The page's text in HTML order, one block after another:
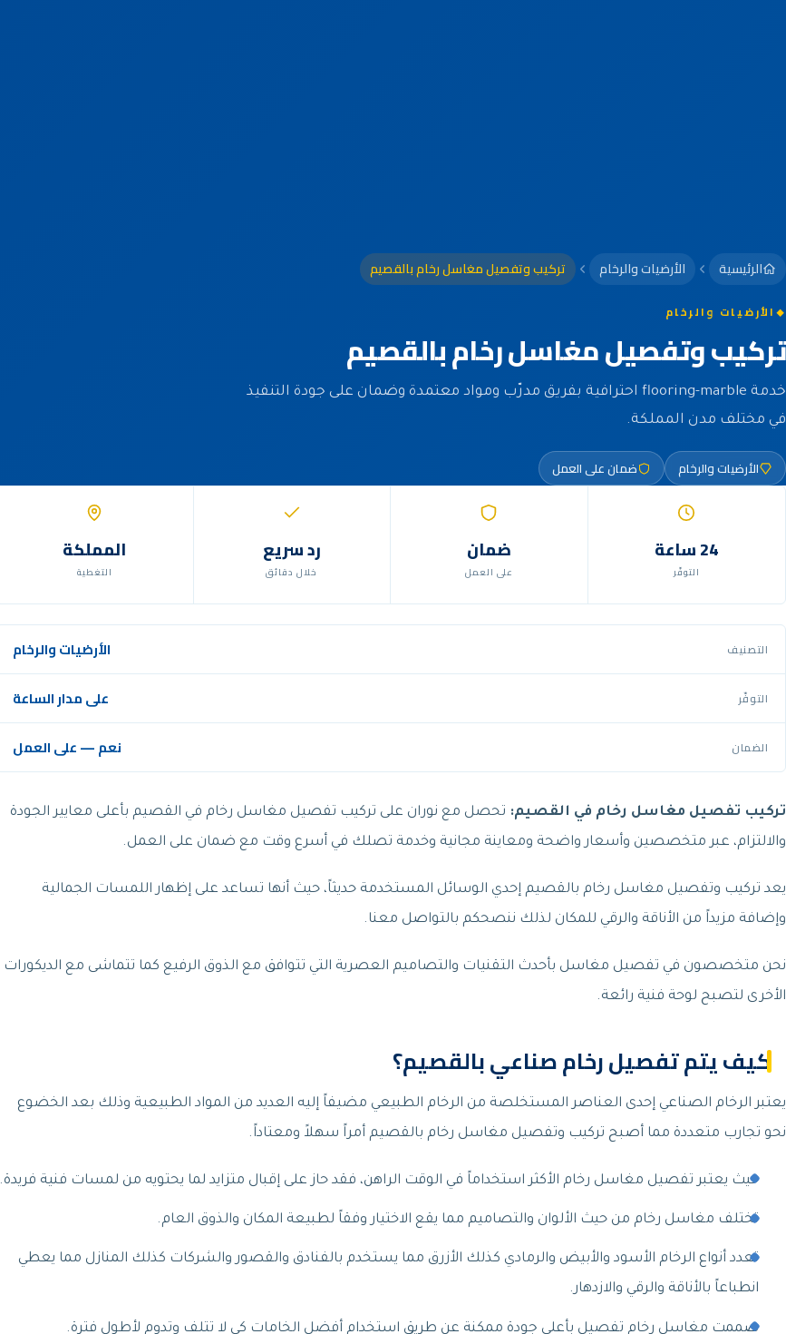
الرئيسية الأرضيات والرخام تركيب وتفصيل مغاسل رخام بالقصيم
الأرضيات والرخام
تركيب وتفصيل مغاسل رخام بالقصيم
خدمة flooring-marble احترافية بفريق مدرّب ومواد معتمدة وضمان على جودة التنفيذ
في مختلف مدن المملكة.
الأرضيات والرخام ضمان على العمل
24 ساعة
التوفّر
ضمان
على العمل
رد سريع
خلال دقائق
المملكة
التغطية
التصنيف الأرضيات والرخام
التوفّر على مدار الساعة
الضمان نعم — على العمل
تركيب تفصيل مغاسل رخام في القصيم: تحصل مع نوران على تركيب تفصيل مغاسل رخام في القصيم بأعلى معايير الجودة
والالتزام، عبر متخصصين وأسعار واضحة ومعاينة مجانية وخدمة تصلك في أسرع وقت مع ضمان على العمل.
يعد تركيب وتفصيل مغاسل رخام بالقصيم إحدي الوسائل المستخدمة حديثاً، حيث أنها تساعد على إظهار اللمسات الجمالية
وإضافة مزيداً من الأناقة والرقي للمكان لذلك ننصحكم بالتواصل معنا.
نحن متخصصون في تفصيل مغاسل بأحدث التقنيات والتصاميم العصرية التي تتوافق مع الذوق الرفيع كما تتماشى مع الديكورات
الأخرى لتصبح لوحة فنية رائعة.
كيف يتم تفصيل رخام صناعي بالقصيم؟
يعتبر الرخام الصناعي إحدى العناصر المستخلصة من الرخام الطبيعي مضيفاً إليه العديد من المواد الطبيعية وذلك بعد الخضوع
نحو تجارب متعددة مما أصبح تركيب وتفصيل مغاسل رخام بالقصيم أمراً سهلاً ومعتاداً.
حيث يعتبر تفصيل مغاسل رخام الأكثر استخداماً في الوقت الراهن، فقد حاز على إقبال متزايد لما يحتويه من لمسات فنية فريدة.
تختلف مغاسل رخام من حيث الألوان والتصاميم مما يقع الاختيار وفقاً لطبيعة المكان والذوق العام.
تعدد أنواع الرخام الأسود والأبيض والرمادي كذلك الأزرق مما يستخدم بالفنادق والقصور والشركات كذلك المنازل مما يعطي
انطباعاً بالأناقة والرقي والازدهار.
صممت مغاسل رخام تفصيل بأعلى جودة ممكنة عن طريق استخدام أفضل الخامات كي لا تتلف وتدوم لأطول فترة.